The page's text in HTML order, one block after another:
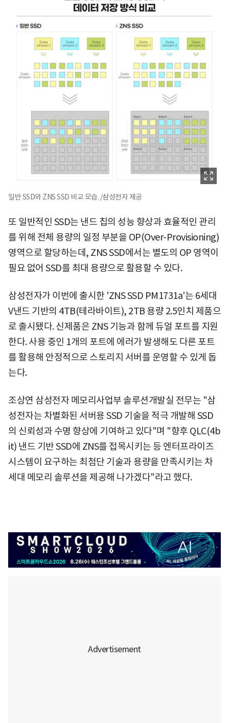
일반 SSD와 ZNS SSD 비교 모습. /삼성전자 제공
또 일반적인 SSD는 낸드 칩의 성능 향상과 효율적인 관리
를 위해 전체 용량의 일정 부분을 OP(Over-Provisioning)
영역으로 할당하는데, ZNS SSD에서는 별도의 OP 영역이
필요 없어 SSD를 최대 용량으로 활용할 수 있다.
삼성전자가 이번에 출시한 'ZNS SSD PM1731a'는 6세대
V낸드 기반의 4TB(테라바이트), 2TB 용량 2.5인치 제품으
로 출시됐다. 신제품은 ZNS 기능과 함께 듀얼 포트를 지원
한다. 사용 중인 1개의 포트에 에러가 발생해도 다른 포트
를 활용해 안정적으로 스토리지 서버를 운영할 수 있게 돕
는다.
조상연 삼성전자 메모리사업부 솔루션개발실 전무는 "삼
성전자는 차별화된 서버용 SSD 기술을 적극 개발해 SSD
의 신뢰성과 수명 향상에 기여하고 있다"며 "향후 QLC(4b
it) 낸드 기반 SSD에 ZNS를 접목시키는 등 엔터프라이즈
시스템이 요구하는 최첨단 기술과 용량을 만족시키는 차
세대 메모리 솔루션을 제공해 나가겠다"라고 했다.